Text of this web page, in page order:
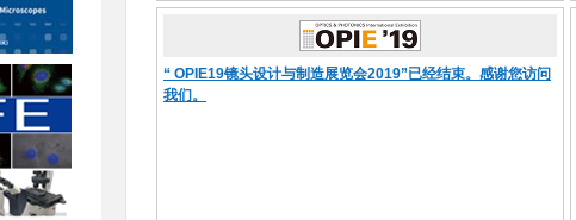
“ OPIE19镜头设计与制造展览会2019”已经结束。感谢您访问
我们。